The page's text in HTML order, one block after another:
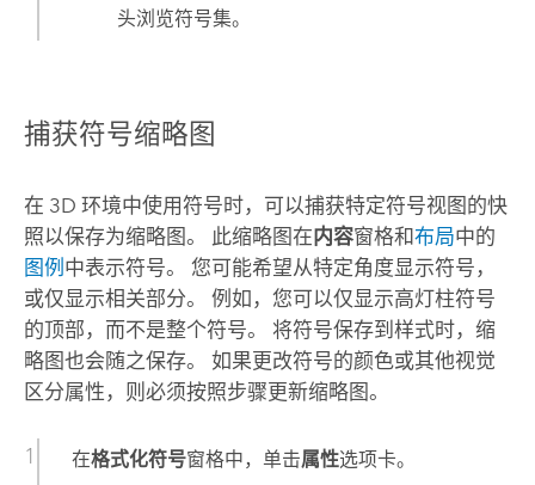
头浏览符号集。
捕获符号缩略图
在 3D 环境中使用符号时，可以捕获特定符号视图的快
照以保存为缩略图。 此缩略图在内容窗格和布局中的
图例 中表示符号。 您可能希望从特定角度显示符号，
或仅显示相关部分。 例如，您可以仅显示高灯柱符号
的顶部，而不是整个符号。 将符号保存到样式时，缩
略图也会随之保存。 如果更改符号的颜色或其他视觉
区分属性，则必须按照步骤更新缩略图。
在格式化符号窗格中，单击属性选项卡。